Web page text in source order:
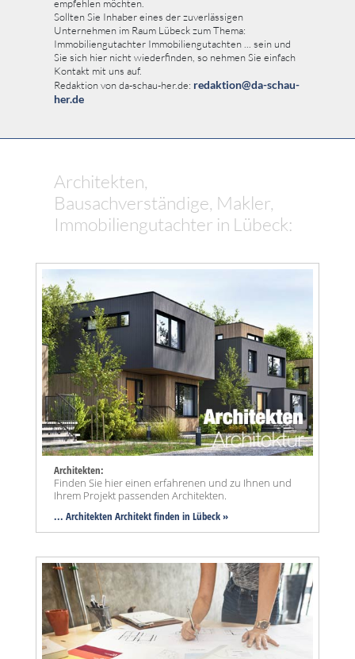
empfehlen möchten.
Sollten Sie Inhaber eines der zuverlässigen
Unternehmen im Raum Lübeck zum Thema:
Immobiliengutachter Immobiliengutachten ... sein und
Sie sich hier nicht wiederfinden, so nehmen Sie einfach
Kontakt mit uns auf.
Redaktion von da-schau-her.de: redaktion@da-schau-
her.de
Architekten,
Bausachverständige, Makler,
Immobiliengutachter in Lübeck:
Architekten:
Finden Sie hier einen erfahrenen und zu Ihnen und
Ihrem Projekt passenden Architekten.
... Architekten Architekt finden in Lübeck »